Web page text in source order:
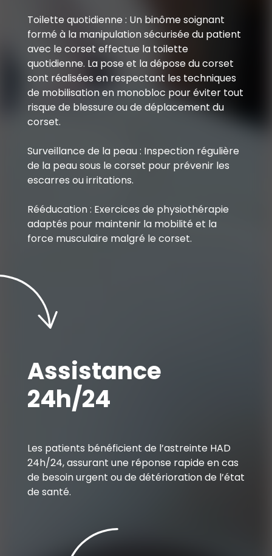
Toilette quotidienne : Un binôme soignant
formé à la manipulation sécurisée du patient
avec le corset effectue la toilette
quotidienne. La pose et la dépose du corset
sont réalisées en respectant les techniques
de mobilisation en monobloc pour éviter tout
risque de blessure ou de déplacement du
corset.
Surveillance de la peau : Inspection régulière
de la peau sous le corset pour prévenir les
escarres ou irritations.
Rééducation : Exercices de physiothérapie
adaptés pour maintenir la mobilité et la
force musculaire malgré le corset.
Assistance
24h/24
Les patients bénéficient de l’astreinte HAD
24h/24, assurant une réponse rapide en cas
de besoin urgent ou de détérioration de l’état
de santé.